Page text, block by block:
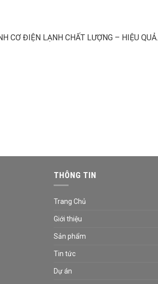
CƠ ĐIỆN LẠNH CHẤT LƯỢNG – HIỆU QUẢ.
THÔNG TIN
Trang Chủ
Giới thiệu
Sản phẩm
Tin tức
Dự án